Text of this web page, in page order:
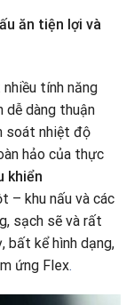
ăn tiện lợi và
tính năng
dễ dàng thuận
soát nhiệt độ
hảo của thực
khiển
– khu nấu và các
sạch sẽ và rất
bất kể hình dạng,
ứng Flex.